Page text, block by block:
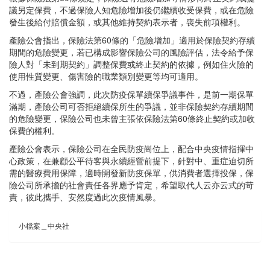
議另定保費，不過保險人知危險增加後仍繼續收受保費，或在危險
發生後給付賠償金額，或其他維持契約表示者，喪失前項權利。
產險公會指出，保險法第60條的「危險增加」適用於保險契約存續
期間的危險變更，若已構成影響保險公司的風險評估，法令給予保
險人對「未到期契約」調整保費或終止契約的依據，例如住火險的
使用性質變更、傷害險的職業類別變更等均可適用。
不過，產險公會強調，此次防疫保單續保爭議事件，是前一期保單
滿期，產險公司可否拒絕續保所生的爭議，並非保險契約存續期間
的危險變更，保險公司也未曾主張依保險法第60條終止契約或加收
保費的權利。
產險公會表示，保險公司在全民防疫崗位上，配合中央疫情指揮中
心政策，在兼顧公平待客與永續經營前提下，針對中、重症迫切所
需的醫療費用保障，適時開發新防疫保單，供消費者選擇投保，保
險公司所承擔的社會責任各界應予肯定，希望取代人云亦云式的苛
責，彼此攜手、安然度過此次疫情風暴。
小檔案＿中央社